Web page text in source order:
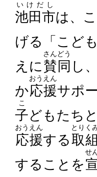
池田市
いけだし
は、
げる「こど
えに賛同
さんどう
し
か応援
おうえん
サポ
子
こ
どもたちと
応援
おうえん
する取組
とりく
することを
せ